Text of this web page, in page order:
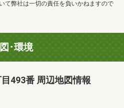
て弊社は一切の責任を負いかねますので
･環境
493番 周辺地図情報